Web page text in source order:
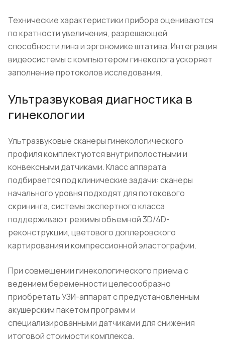
Технические характеристики прибора оцениваются
по кратности увеличения, разрешающей
способности линз и эргономике штатива. Интеграция
видеосистемы с компьютером гинеколога ускоряет
заполнение протоколов исследования.
Ультразвуковая диагностика в
гинекологии
Ультразвуковые сканеры гинекологического
профиля комплектуются внутриполостными и
конвексными датчиками. Класс аппарата
подбирается под клинические задачи: сканеры
начального уровня подходят для потокового
скрининга, системы экспертного класса
поддерживают режимы объемной 3D/4D-
реконструкции, цветового доплеровского
картирования и компрессионной эластографии.
При совмещении гинекологического приема с
ведением беременности целесообразно
приобретать УЗИ-аппарат с предустановленным
акушерским пакетом программ и
специализированными датчиками для снижения
итоговой стоимости комплекса.